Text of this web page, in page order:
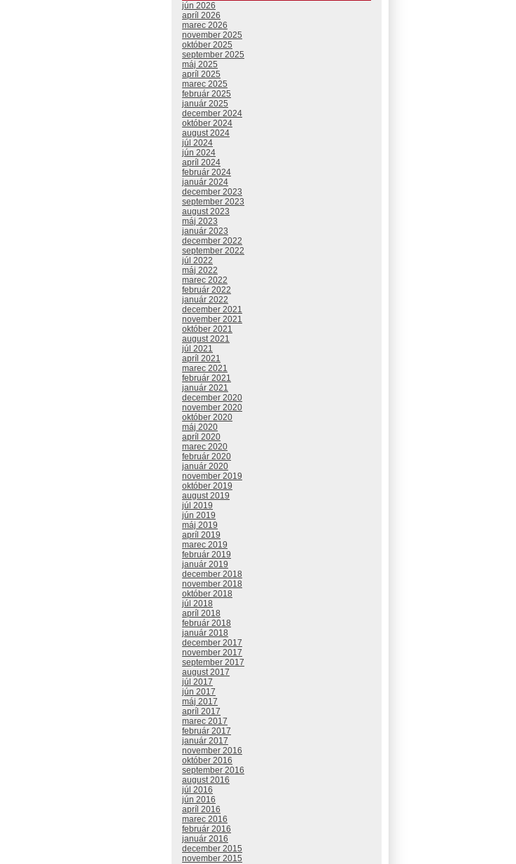
jún 2026
apríl 2026
marec 2026
november 2025
október 2025
september 2025
máj 2025
apríl 2025
marec 2025
február 2025
január 2025
december 2024
október 2024
august 2024
júl 2024
jún 2024
apríl 2024
február 2024
január 2024
december 2023
september 2023
august 2023
máj 2023
január 2023
december 2022
september 2022
júl 2022
máj 2022
marec 2022
február 2022
január 2022
december 2021
november 2021
október 2021
august 2021
júl 2021
apríl 2021
marec 2021
február 2021
január 2021
december 2020
november 2020
október 2020
máj 2020
apríl 2020
marec 2020
február 2020
január 2020
november 2019
október 2019
august 2019
júl 2019
jún 2019
máj 2019
apríl 2019
marec 2019
február 2019
január 2019
december 2018
november 2018
október 2018
júl 2018
apríl 2018
február 2018
január 2018
december 2017
november 2017
september 2017
august 2017
júl 2017
jún 2017
máj 2017
apríl 2017
marec 2017
február 2017
január 2017
november 2016
október 2016
september 2016
august 2016
júl 2016
jún 2016
apríl 2016
marec 2016
február 2016
január 2016
december 2015
november 2015